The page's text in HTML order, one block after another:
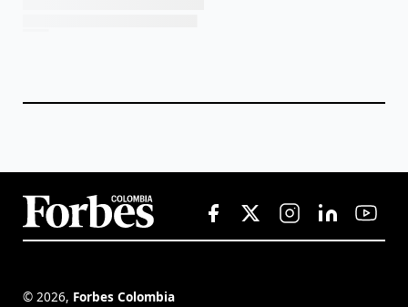
© 2026, Forbes Colombia